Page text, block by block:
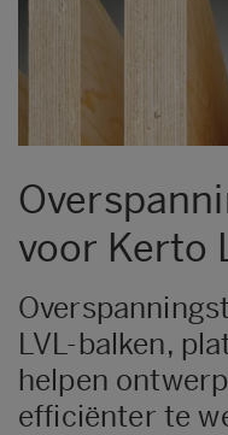
voor Kerto
LVL-balken,
helpen
efficiënter te